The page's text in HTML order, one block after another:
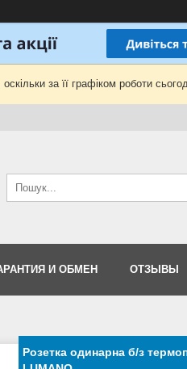
за її графіком роботи
И ОБМЕН ОТЗЫВЫ
Розетка одинарна б/з